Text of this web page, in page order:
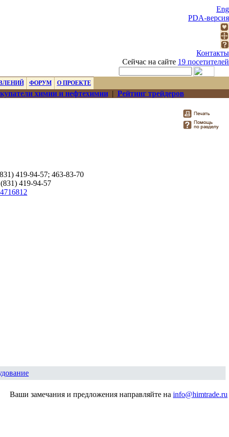
Eng
PDA-версия
Контакты
Сейчас на сайте 19 посетителей
ФОРУМ О ПРОЕКТЕ
химии и нефтехимии| Рейтинг трейдеров
419-94-57; 463-83-70
419-94-57
Ваши замечания и предложения направляйте на info@himtrade.ru